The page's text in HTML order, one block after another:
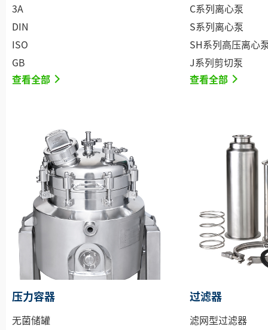
3A
DIN
ISO
GB
查看全部
C系列离心泵
S系列离心泵
SH系列高压离心
J系列剪切泵
查看全部
压力容器
无菌储罐
过滤器
滤网型过滤器